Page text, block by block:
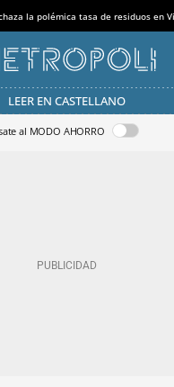
la polémica tasa de residuos en
LEER EN CASTELLANO
al MODO AHORRO